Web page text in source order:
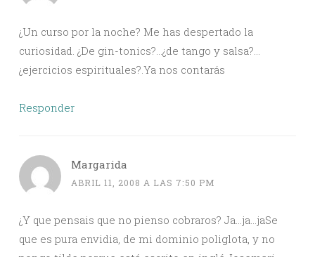
¿Un curso por la noche? Me has despertado la
curiosidad. ¿De gin-tonics?…¿de tango y salsa?…
¿ejercicios espirituales?.Ya nos contarás
Responder
Margarida
ABRIL 11, 2008 A LAS 7:50 PM
¿Y que pensais que no pienso cobraros? Ja…ja…jaSe
que es pura envidia, de mi dominio poliglota, y no